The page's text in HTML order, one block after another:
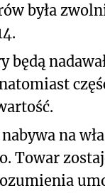
była
będą
na
Towar